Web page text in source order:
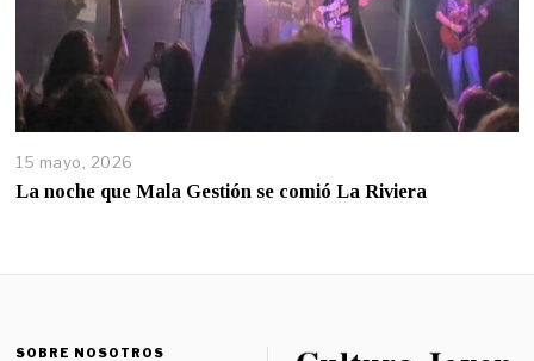
15 mayo, 2026
La noche que Mala Gestión se comió La Riviera
SOBRE NOSOTROS